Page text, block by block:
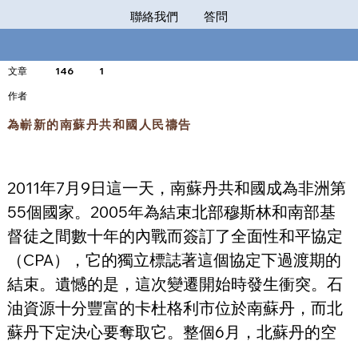
聯絡我們
答問
文章 146 1
​作者
為嶄新的南蘇丹共和國人民禱告
2011年7月9日這一天，南蘇丹共和國成為非洲第
55個國家。2005年為結束北部穆斯林和南部基
督徒之間數十年的內戰而簽訂了全面性和平協定
（CPA），它的獨立標誌著這個協定下過渡期的
結束。遺憾的是，這次變遷開始時發生衝突。石
油資源十分豐富的卡杜格利市位於南蘇丹，而北
蘇丹下定決心要奪取它。整個6月，北蘇丹的空